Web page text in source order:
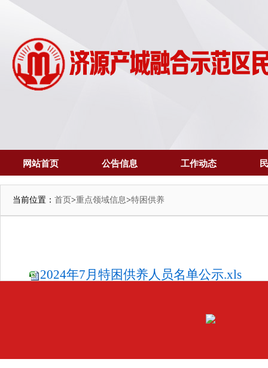
网站首页 公告信息 工作动态
当前位置： 首页 >重点领域信息>特困供养
2024年7月特困供养人员名单公示.xls